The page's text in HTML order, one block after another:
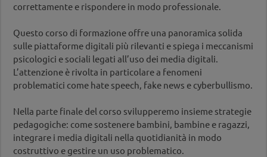
correttamente e rispondere in modo professionale.
Questo corso di formazione offre una panoramica solida
sulle piattaforme digitali più rilevanti e spiega i meccanismi
psicologici e sociali legati all’uso dei media digitali.
L’attenzione è rivolta in particolare a fenomeni
problematici come hate speech, fake news e cyberbullismo.
Nella parte finale del corso svilupperemo insieme strategie
pedagogiche: come sostenere bambini, bambine e ragazzi,
integrare i media digitali nella quotidianità in modo
costruttivo e gestire un uso problematico.